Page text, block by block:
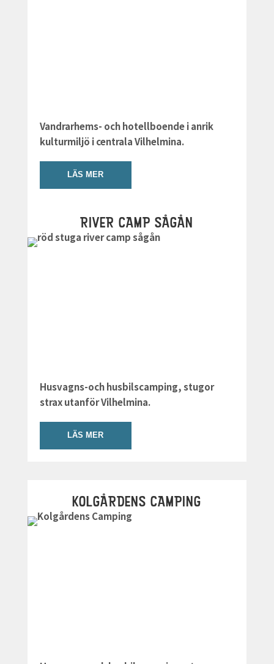
Vandrarhems- och hotellboende i anrik
kulturmiljö i centrala Vilhelmina.
LÄS MER
RIVER CAMP SÅGÅN
Husvagns-och husbilscamping, stugor
strax utanför Vilhelmina.
LÄS MER
KOLGÅRDENS CAMPING